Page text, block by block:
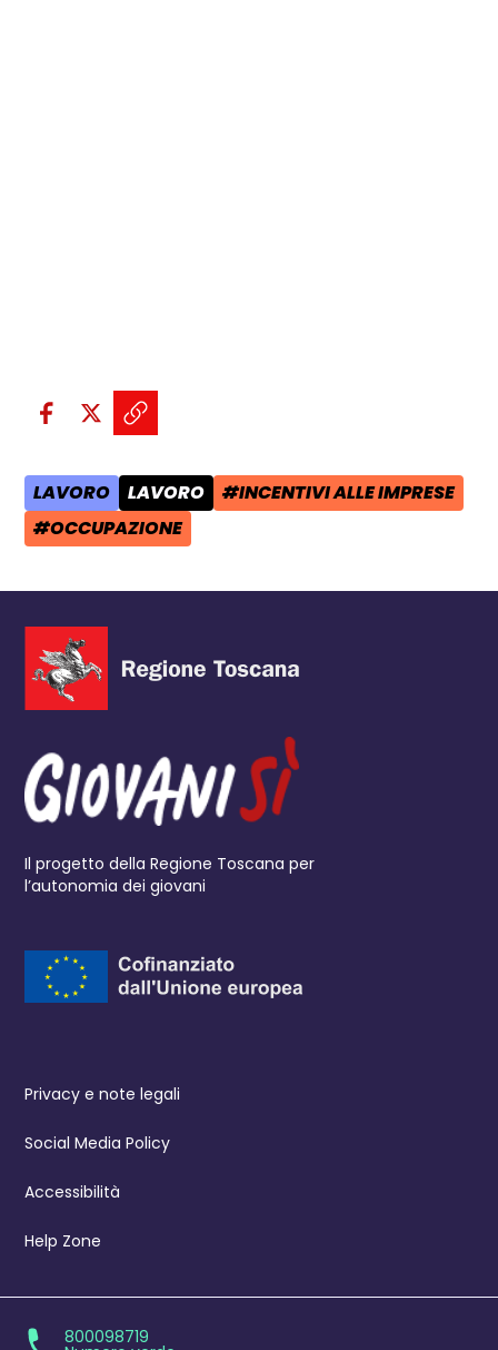
Condividi sui social:
Condividi su Facebook - apre
Condividi su X - apre una
Copia il link e condividi -
AREA TEMATICA:
LAVORO CATEGORIA POST:
LAVORO TAG:
#INCENTIVI ALLE IMPRESE
TAG:
#OCCUPAZIONE
Il progetto della Regione Toscana per
l’autonomia dei giovani
Privacy e note legali
Social Media Policy
Accessibilità
Help Zone
800098719